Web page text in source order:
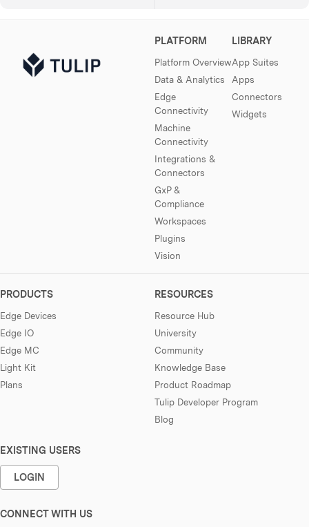
PLATFORM
Platform Overview
Data & Analytics
Edge
Connectivity
Machine
Connectivity
Integrations &
Connectors
GxP &
Compliance
Workspaces
Plugins
Vision
LIBRARY
App Suites
Apps
Connectors
Widgets
PRODUCTS
Edge Devices
Edge IO
Edge MC
Light Kit
Plans
RESOURCES
Resource Hub
University
Community
Knowledge Base
Product Roadmap
Tulip Developer Program
Blog
EXISTING USERS
LOGIN
CONNECT WITH US